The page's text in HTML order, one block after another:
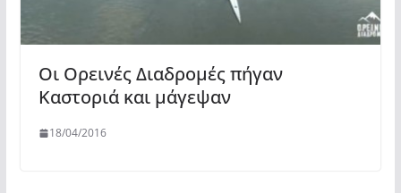
Οι Ορεινές Διαδρομές πήγαν
Καστοριά και μάγεψαν
18/04/2016